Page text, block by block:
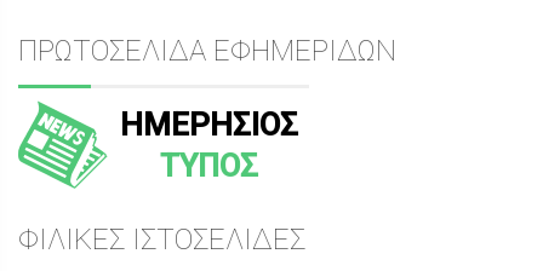
ΠΡΩΤΟΣΕΛΙΔΑ ΕΦΗΜΕΡΙΔΩΝ
ΗΜΕΡΗΣΙΟΣ
ΤΥΠΟΣ
ΦΙΛΙΚΕΣ ΙΣΤΟΣΕΛΙΔΕΣ